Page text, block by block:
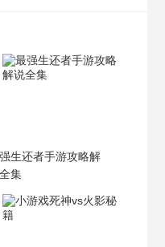
生还者手游攻略解
集